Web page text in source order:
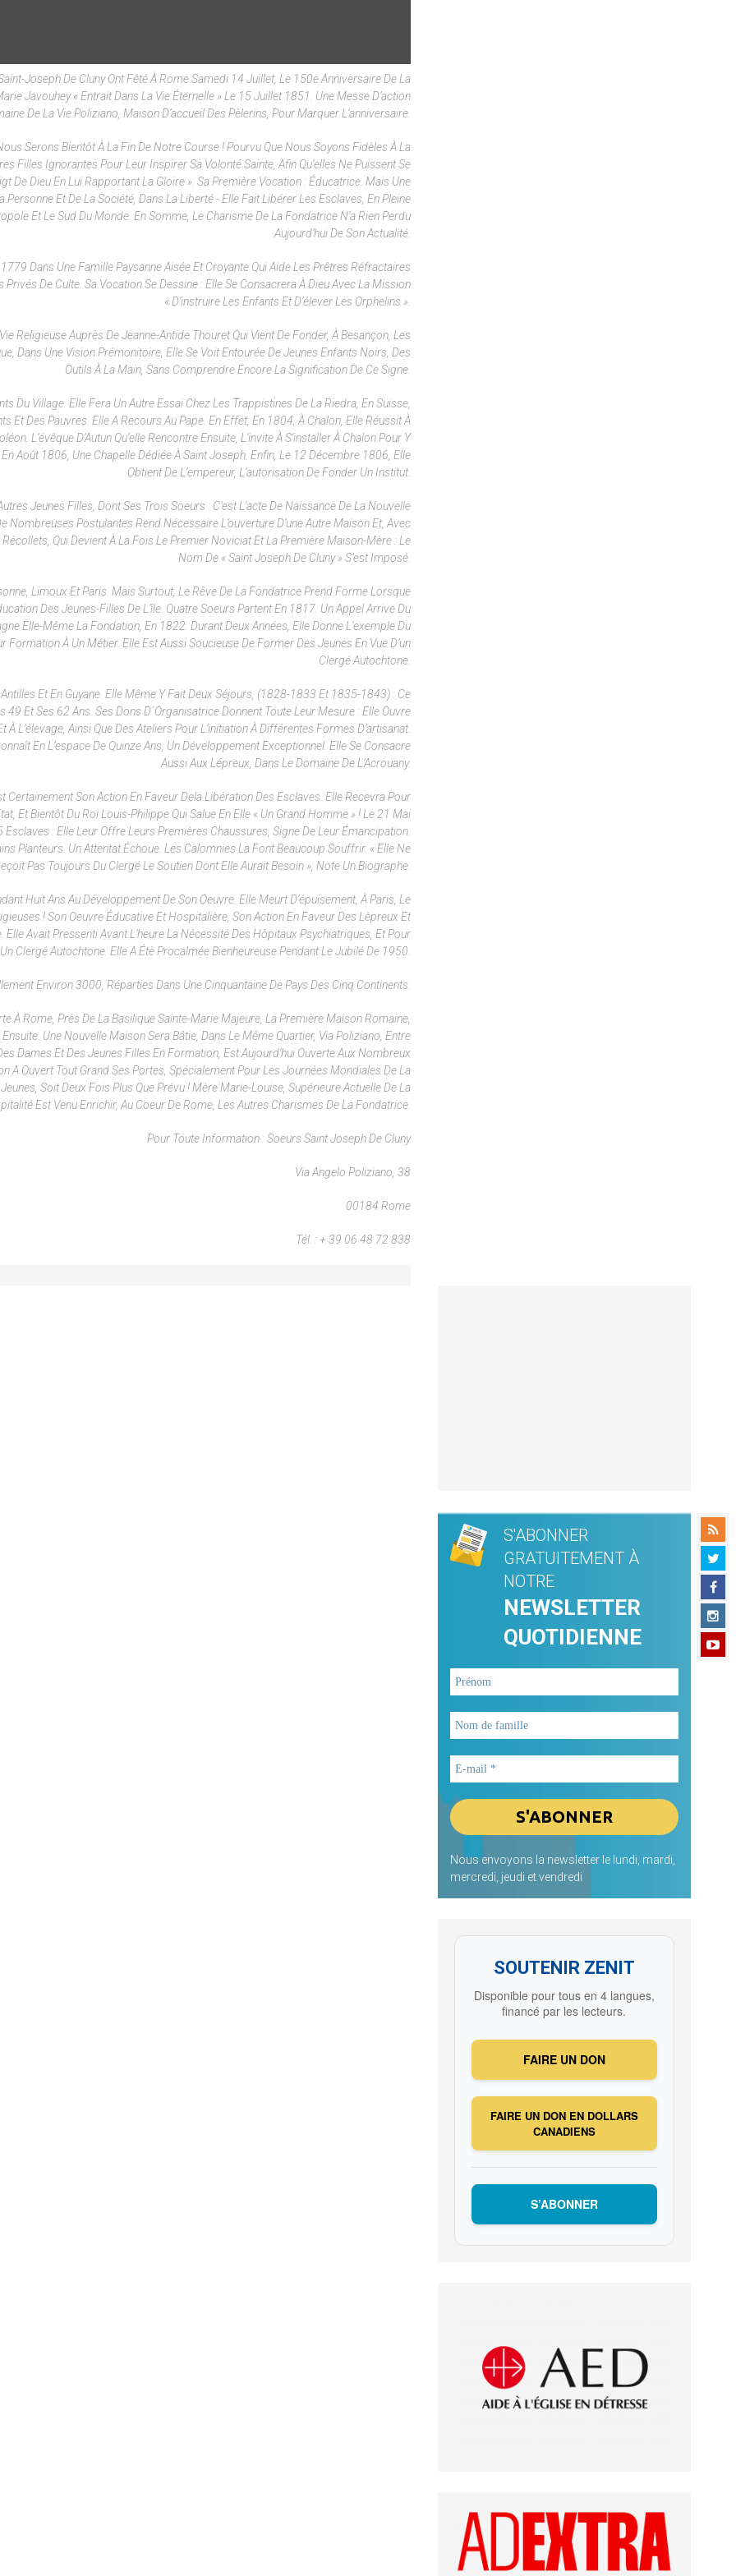
Joseph De Cluny Ont Fêté À Rome Samedi 14 Juillet, Le 150e Anniversaire De La
Javouhey « Entrait Dans La Vie Éternelle » Le 15 Juillet 1851. Une Messe D’action
De La Vie Poliziano, Maison D’accueil Des Pèlerins, Pour Marquer L’anniversaire.
Serons Bientôt À La Fin De Notre Course ! Pourvu Que Nous Soyons Fidèles À La
Filles Ignorantes Pour Leur Inspirer Sa Volonté Sainte, Afin Qu’elles Ne Puissent Se
De Dieu En Lui Rapportant La Gloire ». Sa Première Vocation : Éducatrice. Mais Une
Et De La Société, Dans La Liberté - Elle Fait Libérer Les Esclaves, En Pleine
Et Le Sud Du Monde. En Somme, Le Charisme De La Fondatrice N’a Rien Perdu
Aujourd’hui De Son Actualité.
Dans Une Famille Paysanne Aisée Et Croyante Qui Aide Les Prêtres Réfractaires
De Culte. Sa Vocation Se Dessine : Elle Se Consacrera À Dieu Avec La Mission
« D’instruire Les Enfants Et D’élever Les Orphelins ».
Religieuse Auprès De Jeanne-Antide Thouret Qui Vient De Fonder, À Besançon, Les
Dans Une Vision Prémonitoire, Elle Se Voit Entourée De Jeunes Enfants Noirs, Des
Outils À La Main, Sans Comprendre Encore La Signification De Ce Signe.
Du Village. Elle Fera Un Autre Essai Chez Les Trappistines De La Riedra, En Suisse,
Et Des Pauvres. Elle A Recours Au Pape. En Effet, En 1804, À Chalon, Elle Réussit À
L’évêque D’Autun Qu’elle Rencontre Ensuite, L’invite À S’installer À Chalon Pour Y
Août 1806, Une Chapelle Dédiée À Saint Joseph. Enfin, Le 12 Décembre 1806, Elle
Obtient De L’empereur, L’autorisation De Fonder Un Institut.
Jeunes Filles, Dont Ses Trois Soeurs : C’est L’acte De Naissance De La Nouvelle
Nombreuses Postulantes Rend Nécessaire L’ouverture D’une Autre Maison Et, Avec
Récollets, Qui Devient À La Fois Le Premier Noviciat Et La Première Maison-Mère : Le
Nom De « Saint Joseph De Cluny » S’est Imposé.
Limoux Et Paris. Mais Surtout, Le Rêve De La Fondatrice Prend Forme Lorsque
Des Jeunes-Filles De L’île. Quatre Soeurs Partent En 1817. Un Appel Arrive Du
Elle-Même La Fondation, En 1822. Durant Deux Années, Elle Donne L’exemple Du
À Un Métier. Elle Est Aussi Soucieuse De Former Des Jeunes En Vue D’un
Clergé Autochtone.
Et En Guyane. Elle Même Y Fait Deux Séjours, (1828-1833 Et 1835-1843) : Ce
49 Et Ses 62 Ans. Ses Dons D´organisatrice Donnent Toute Leur Mesure : Elle Ouvre
L’élevage, Ainsi Que Des Ateliers Pour L’initiation À Différentes Formes D’artisanat.
En L’espace De Quinze Ans, Un Développement Exceptionnel. Elle Se Consacre
Aussi Aux Lépreux, Dans Le Domaine De L’Acrouany.
Certainement Son Action En Faveur Dela Libération Des Esclaves. Elle Recevra Pour
Et Bientôt Du Roi Louis-Philippe Qui Salue En Elle « Un Grand Homme » ! Le 21 Mai
: Elle Leur Offre Leurs Premières Chaussures, Signe De Leur Émancipation.
Planteurs. Un Attentat Échoue. Les Calomnies La Font Beaucoup Souffrir. « Elle Ne
Pas Toujours Du Clergé Le Soutien Dont Elle Aurait Besoin », Note Un Biographe.
Huit Ans Au Développement De Son Oeuvre. Elle Meurt D’épuisement, À Paris, Le
! Son Oeuvre Éducative Et Hospitalière, Son Action En Faveur Des Lèpreux Et
Avait Pressenti Avant L’heure La Nécessité Des Hôpitaux Psychiatriques, Et Pour
Clergé Autochtone. Elle A Étè Procalmée Bienheureuse Pendant Le Jubilé De 1950.
Environ 3000, Réparties Dans Une Cinquantaine De Pays Des Cinq Continents.
À Rome, Près De La Basilique Sainte-Marie Majeure, La Première Maison Romaine,
Une Nouvelle Maison Sera Bâtie, Dans Le Même Quartier, Via Poliziano, Entre
Dames Et Des Jeunes Filles En Formation, Est Aujourd’hui Ouverte Aux Nombreux
A Ouvert Tout Grand Ses Portes, Spécialement Pour Les Journées Mondiales De La
Soit Deux Fois Plus Que Prévu ! Mère Marie-Louise, Supérieure Actuelle De La
Est Venu Enrichir, Au Coeur De Rome, Les Autres Charismes De La Fondatrice.
Pour Toute Information : Soeurs Saint Joseph De Cluny
Via Angelo Poliziano, 38
00184 Rome
Tél. : + 39 06 48 72 838
S'ABONNER
GRATUITEMENT À
NOTRE
NEWSLETTER
QUOTIDIENNE
Nous envoyons la newsletter le lundi, mardi,
mercredi, jeudi et vendredi
SOUTENIR ZENIT
Disponible pour tous en 4 langues,
financé par les lecteurs.
FAIRE UN DON
FAIRE UN DON EN DOLLARS
CANADIENS
S’ABONNER